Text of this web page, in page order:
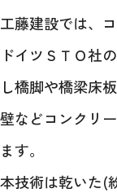
工藤建設では、
ドイツＳＴＯ社
し橋脚や橋梁床
壁などコンクリ
ます。
本技術は乾いた(